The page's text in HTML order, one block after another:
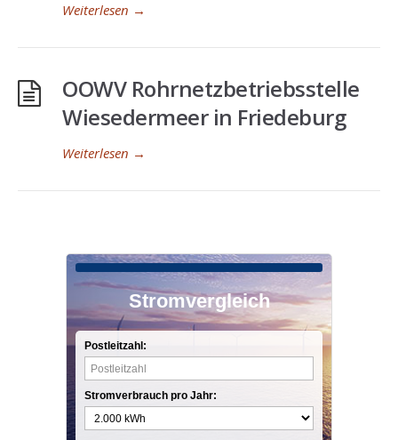
Weiterlesen →
OOWV Rohrnetzbetriebsstelle
Wiesedermeer in Friedeburg
Weiterlesen →
Stromvergleich
Postleitzahl:
Stromverbrauch pro Jahr: